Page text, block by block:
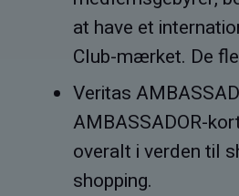
at have et
Club-mærket. De
Veritas
AMBASSADOR-
overalt i verden til
shopping.